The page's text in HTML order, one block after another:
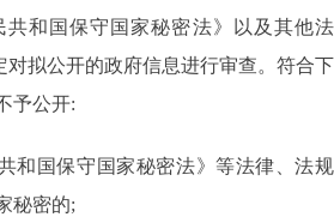
和国保守国家秘密法》以及其他法
对拟公开的政府信息进行审查。符合下
予公开:
和国保守国家秘密法》等法律、法规
秘密的;